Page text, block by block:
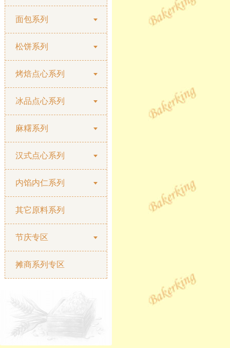
面包系列
松饼系列
烤焙点心系列
冰品点心系列
麻糬系列
汉式点心系列
内馅内仁系列
其它原料系列
节庆专区
摊商系列专区